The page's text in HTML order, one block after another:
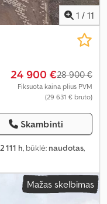
1 / 11
24 900 €28 900 €
Fiksuota kaina plius PVM
(29 631 € bruto)
Skambinti
2 111 h, būklė: naudotas,
Mažas skelbimas